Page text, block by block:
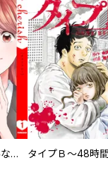
葬儀屋タケコ～あなたの最期、叶えます【電子単行本版】